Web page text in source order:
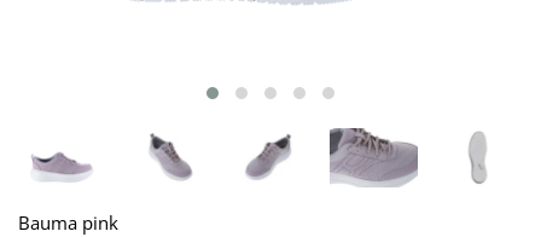
Bauma pink